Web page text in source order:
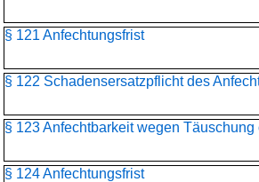
§ 121 Anfechtungsfrist
§ 122 Schadensersatzpflicht des
§ 123 Anfechtbarkeit wegen Täuschung
§ 124 Anfechtungsfrist